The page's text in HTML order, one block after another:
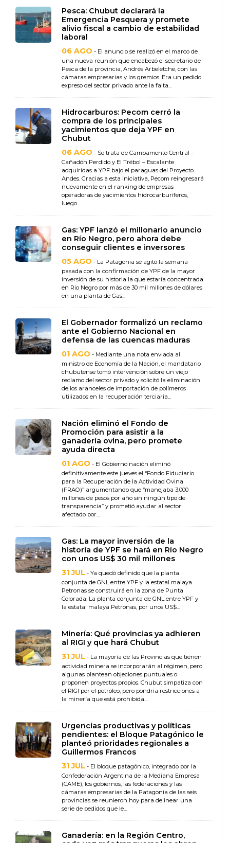
Pesca: Chubut declarará la
Emergencia Pesquera y promete
alivio fiscal a cambio de estabilidad
laboral
06 AGO - El anuncio se realizó en el marco de
una nueva reunión que encabezó el secretario de
Pesca de la provincia, Andrés Arbeletche, con las
cámaras empresarias y los gremios. Era un pedido
expreso del sector privado ante la falta...
Hidrocarburos: Pecom cerró la
compra de los principales
yacimientos que deja YPF en
Chubut
06 AGO - Se trata de Campamento Central –
Cañadón Perdido y El Trébol – Escalante
adquiridas a YPF bajo el paraguas del Proyecto
Andes. Gracias a esta iniciativa, Pecom reingresará
nuevamente en el ranking de empresas
operadoras de yacimientos hidrocarburíferos,
luego...
Gas: YPF lanzó el millonario anuncio
en Río Negro, pero ahora debe
conseguir clientes e inversores
05 AGO - La Patagonia se agitó la semana
pasada con la confirmación de YPF de la mayor
inversión de su historia la que estaría concentrada
en Rio Negro por más de 30 mil millones de dólares
en una planta de Gas...
El Gobernador formalizó un reclamo
ante el Gobierno Nacional en
defensa de las cuencas maduras
01 AGO - Mediante una nota enviada al
ministro de Economía de la Nación, el mandatario
chubutense tomó intervención sobre un viejo
reclamo del sector privado y solicitó la eliminación
de los aranceles de importación de polímeros
utilizados en la recuperación terciaria...
Nación eliminó el Fondo de
Promoción para asistir a la
ganadería ovina, pero promete
ayuda directa
01 AGO - El Gobierno nación eliminó
definitivamente este jueves el “Fondo Fiduciario
para la Recuperación de la Actividad Ovina
(FRAO)” argumentando que “manejaba 3.000
millones de pesos por año sin ningún tipo de
transparencia” y prometió ayudar al sector
afectado por...
Gas: La mayor inversión de la
historia de YPF se hará en Río Negro
con unos US$ 30 mil millones
31 JUL - Ya quedó definido que la planta
conjunta de GNL entre YPF y la estatal malaya
Petronas se construirá en la zona de Punta
Colorada. La planta conjunta de GNL entre YPF y
la estatal malaya Petronas, por unos US$...
Minería: Qué provincias ya adhieren
al RIGI y que hará Chubut
31 JUL - La mayoría de las Provincias que tienen
actividad minera se incorporarán al régimen, pero
algunas plantean objeciones puntuales o
proponen proyectos propios. Chubut simpatiza con
el RIGI por el petróleo, pero pondría restricciones a
la minería que está prohibida...
Urgencias productivas y políticas
pendientes: el Bloque Patagónico le
planteó prioridades regionales a
Guillermos Francos
31 JUL - El bloque patagónico, integrado por la
Confederación Argentina de la Mediana Empresa
(CAME), los gobiernos, las federaciones y las
cámaras empresarias de la Patagonia de las seis
provincias se reunieron hoy para delinear una
serie de pedidos que le...
Ganadería: en la Región Centro,